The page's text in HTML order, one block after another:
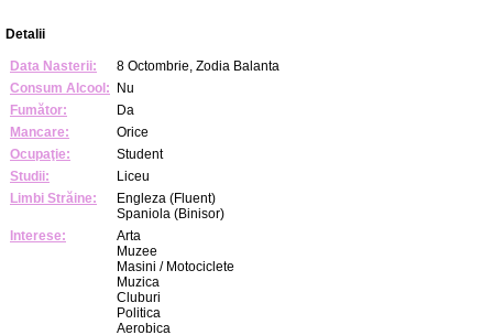
Detalii
Data Nasterii:
8 Octombrie, Zodia Balanta
Consum Alcool:
Nu
Fumător:
Da
Mancare:
Orice
Ocupaţie:
Student
Studii:
Liceu
Limbi Străine:
Engleza (Fluent)
Spaniola (Binisor)
Interese:
Arta
Muzee
Masini / Motociclete
Muzica
Cluburi
Politica
Aerobica